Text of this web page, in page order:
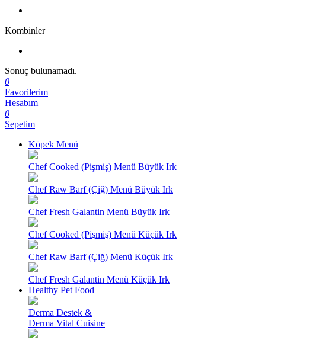
Kombinler
Sonuç bulunamadı.
0
Favorilerim
Hesabım
0
Sepetim
Köpek Menü
Chef Cooked (Pişmiş) Menü Büyük Irk
Chef Raw Barf (Çiğ) Menü Büyük Irk
Chef Fresh Galantin Menü Büyük Irk
Chef Cooked (Pişmiş) Menü Küçük Irk
Chef Raw Barf (Çiğ) Menü Küçük Irk
Chef Fresh Galantin Menü Küçük Irk
Healthy Pet Food
Derma Destek &
Derma Vital Cuisine